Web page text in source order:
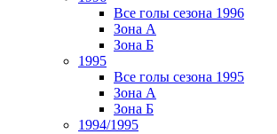
Все голы сезона 1996
Зона А
Зона Б
1995
Все голы сезона 1995
Зона А
Зона Б
1994/1995